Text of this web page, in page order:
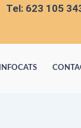
Tel: 623 105
INFOCATS